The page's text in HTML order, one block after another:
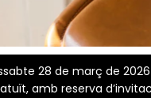
28 de març de
amb reserva